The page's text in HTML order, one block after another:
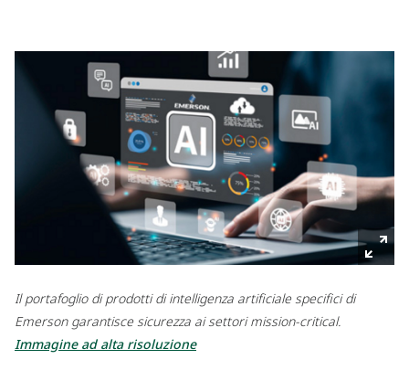
Il portafoglio di prodotti di intelligenza artificiale specifici di
Emerson garantisce sicurezza ai settori mission-critical.
Immagine ad alta risoluzione